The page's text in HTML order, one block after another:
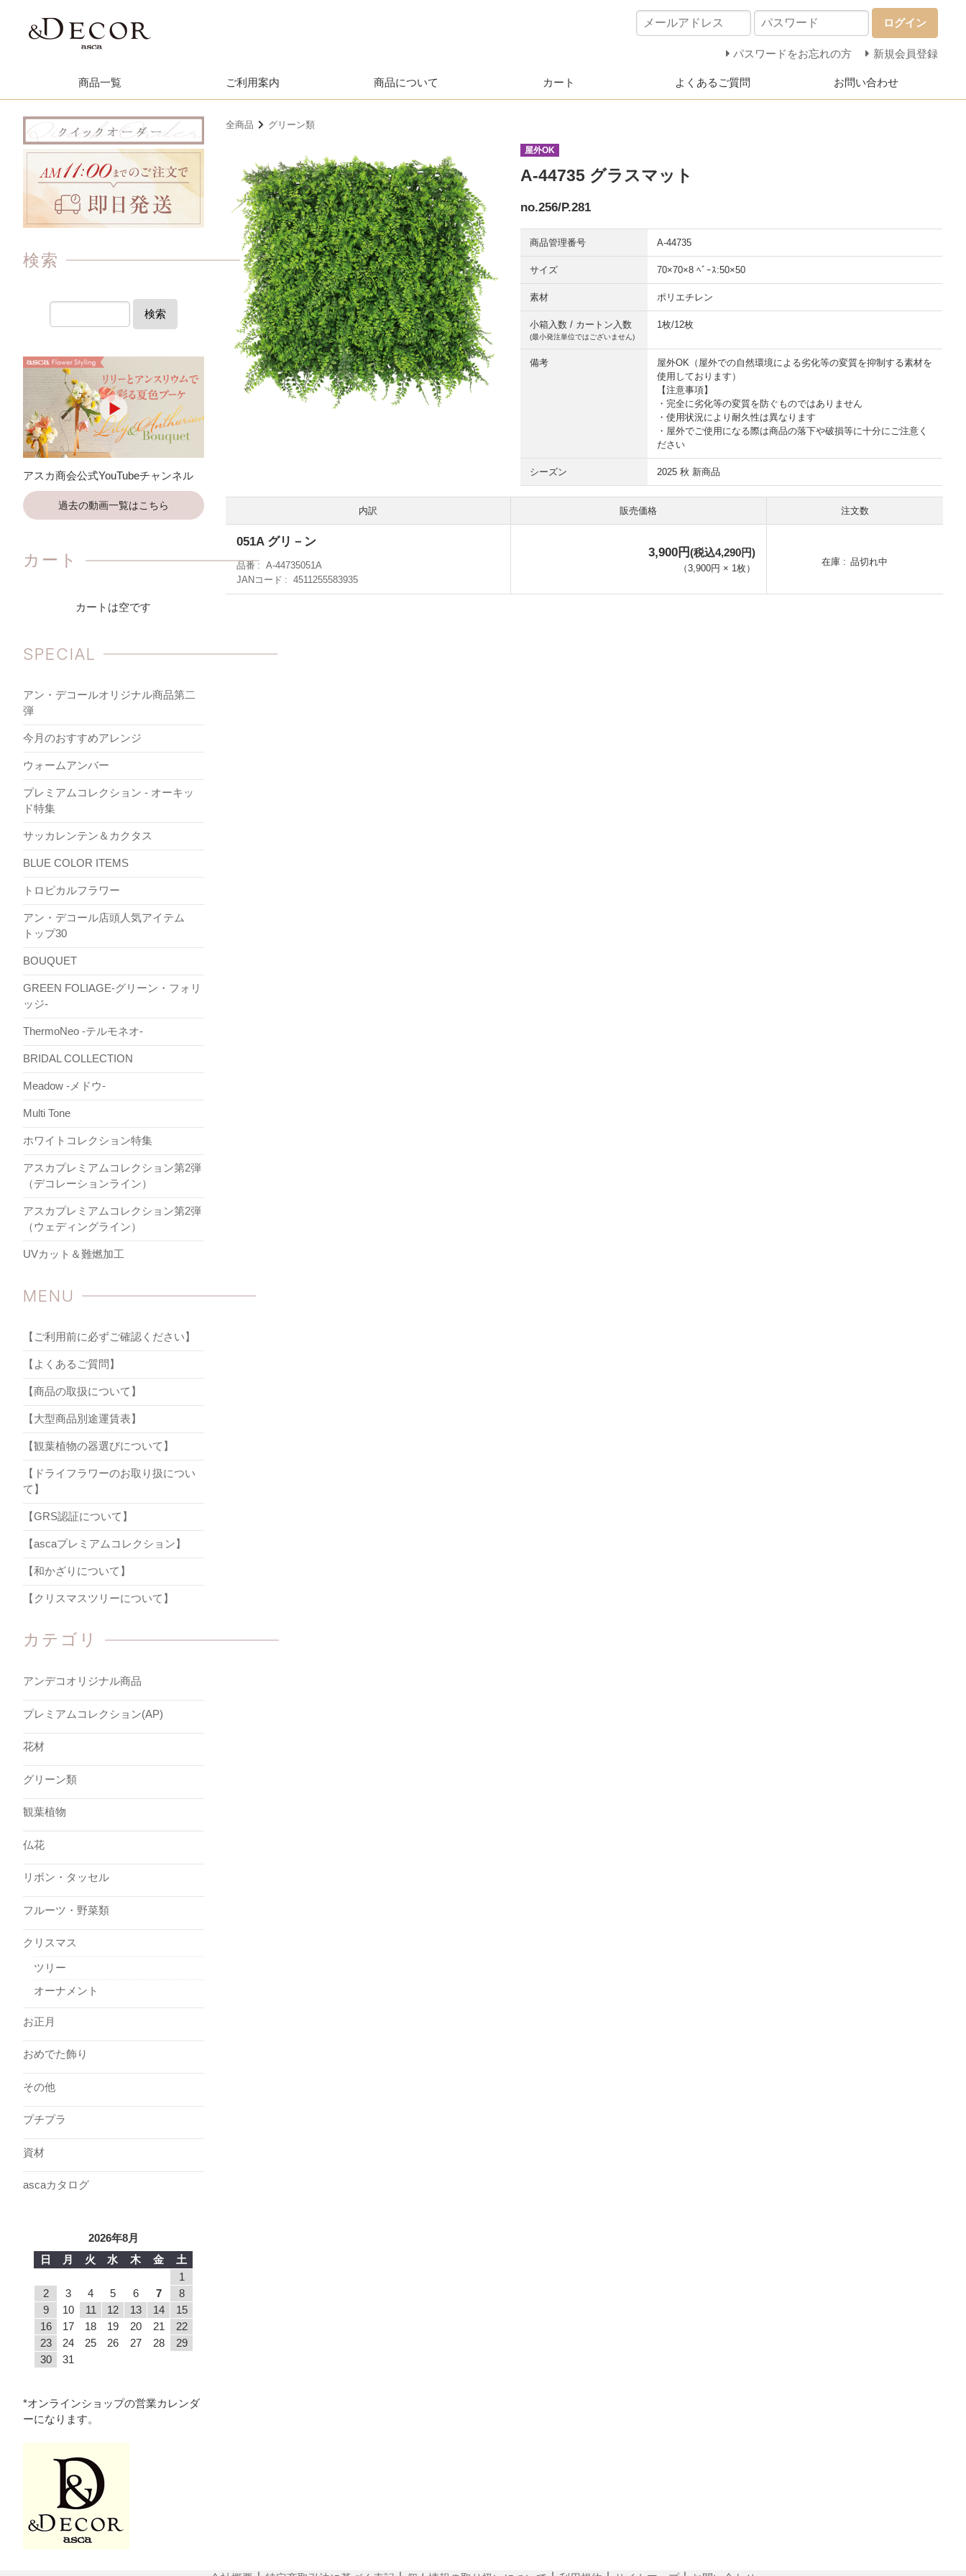
ログイン
パスワードをお忘れの方 新規会員登録
商品一覧 ご利用案内 商品について カート よくあるご質問 お問い合わせ
全商品 グリーン類
屋外OK
A-44735 グラスマット
no.256/P.281
商品管理番号 A-44735
サイズ 70×70×8 ﾍﾞｰｽ:50×50
素材 ポリエチレン
小箱入数 / カートン入数
(最小発注単位ではございません)
1枚/12枚
備考
屋外OK（屋外での自然環境による劣化等の変質を抑制する素材を
使用しております）
【注意事項】
・完全に劣化等の変質を防ぐものではありません
・使用状況により耐久性は異なります
・屋外でご使用になる際は商品の落下や破損等に十分にご注意く
ださい
シーズン 2025 秋 新商品
内訳 販売価格 注文数
051A グリ－ン
品番
A-44735051A
JANコード
4511255583935
3,900円(税込4,290円)
（3,900円 × 1枚）
在庫 品切れ中
検索
検索
アスカ商会公式YouTubeチャンネル
過去の動画一覧はこちら
カート
カートは空です
SPECIAL
アン・デコールオリジナル商品第二
弾
今月のおすすめアレンジ
ウォームアンバー
プレミアムコレクション - オーキッ
ド特集
サッカレンテン＆カクタス
BLUE COLOR ITEMS
トロピカルフラワー
アン・デコール店頭人気アイテム
トップ30
BOUQUET
GREEN FOLIAGE-グリーン・フォリ
ッジ-
ThermoNeo -テルモネオ-
BRIDAL COLLECTION
Meadow -メドウ-
Multi Tone
ホワイトコレクション特集
アスカプレミアムコレクション第2弾
（デコレーションライン）
アスカプレミアムコレクション第2弾
（ウェディングライン）
UVカット＆難燃加工
MENU
【ご利用前に必ずご確認ください】
【よくあるご質問】
【商品の取扱について】
【大型商品別途運賃表】
【観葉植物の器選びについて】
【ドライフラワーのお取り扱につい
て】
【GRS認証について】
【ascaプレミアムコレクション】
【和かざりについて】
【クリスマスツリーについて】
カテゴリ
アンデコオリジナル商品
プレミアムコレクション(AP)
花材
グリーン類
観葉植物
仏花
リボン・タッセル
フルーツ・野菜類
クリスマス
ツリー
オーナメント
お正月
おめでた飾り
その他
プチプラ
資材
ascaカタログ
2026年8月
日
月 火 水 木 金
土
1
2
3 4 5 6 7
8
9
10 11 12 13 14
15
16
17 18 19 20 21
22
23
24 25 26 27 28
29
30
31
*オンラインショップの営業カレンダ
ーになります。